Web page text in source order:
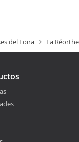
del Loira La Réorthe